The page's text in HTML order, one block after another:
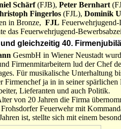
Schärf(FJB), Peter Bernhart
Fingerlos (FJL), Dominik
in Bronze, FJL
das Feuerwehrjugend-
gleichzeitig 40.
GesmbH in Wiener Neustadt
Firmenmitarbeitern lud der Chef
Für musikalische Unterhaltung
Firmenchef ja in in seiner
Lieferanten und auch Politik.
von 20 Jahren die Firma
Feuerwehr mit
ist, stellte sich mit einem